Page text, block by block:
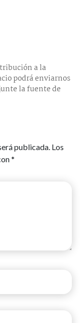
a la
podrá enviarnos
la fuente de
publicada. Los
*